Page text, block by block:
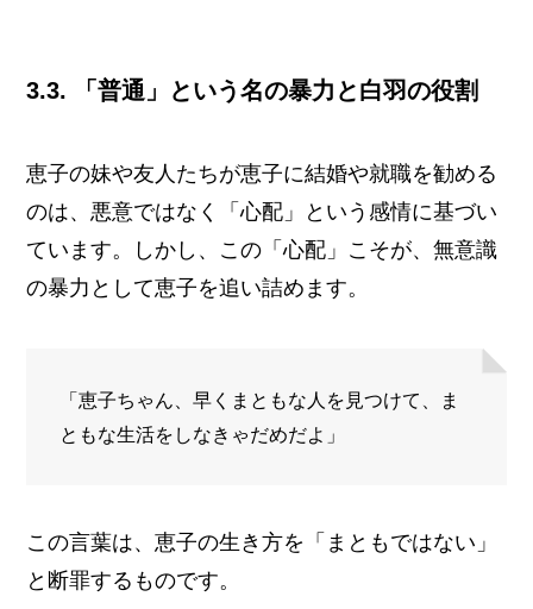
3.3. 「普通」という名の暴力と白羽の役割
恵子の妹や友人たちが恵子に結婚や就職を勧める
のは、悪意ではなく「心配」という感情に基づい
ています。しかし、この「心配」こそが、無意識
の暴力として恵子を追い詰めます。
「恵子ちゃん、早くまともな人を見つけて、ま
ともな生活をしなきゃだめだよ」
この言葉は、恵子の生き方を「まともではない」
と断罪するものです。